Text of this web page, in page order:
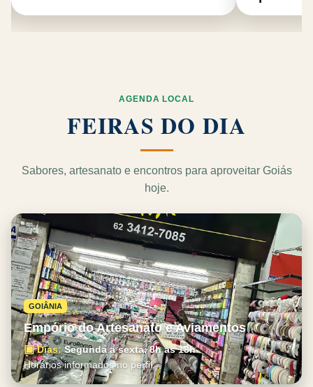
AGENDA LOCAL
FEIRAS DO DIA
Sabores, artesanato e encontros para aproveitar Goiás
hoje.
GOIÂNIA
Empório do Artesanato e Aviamentos
▣ Dias:Segunda a sexta, 8h às 18h
Horários informados no perfil.